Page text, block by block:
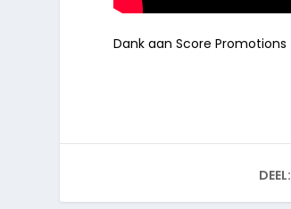
Dank aan Score Promotions
DEEL: